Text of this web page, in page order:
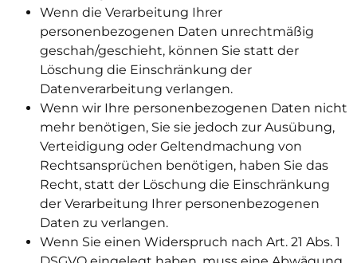
Wenn die Verarbeitung Ihrer
personenbezogenen Daten unrechtmäßig
geschah/geschieht, können Sie statt der
Löschung die Einschränkung der
Datenverarbeitung verlangen.
Wenn wir Ihre personenbezogenen Daten nicht
mehr benötigen, Sie sie jedoch zur Ausübung,
Verteidigung oder Geltendmachung von
Rechtsansprüchen benötigen, haben Sie das
Recht, statt der Löschung die Einschränkung
der Verarbeitung Ihrer personenbezogenen
Daten zu verlangen.
Wenn Sie einen Widerspruch nach Art. 21 Abs. 1